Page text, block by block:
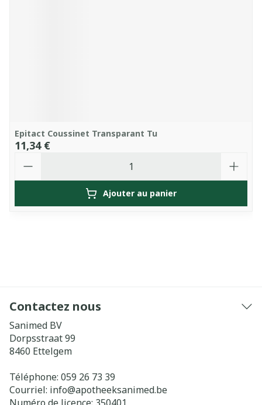
Epitact Coussinet Transparant Tu
11,34 €
Ajouter au panier
Contactez nous
Sanimed BV
Dorpsstraat 99
8460 Ettelgem
Téléphone: 059 26 73 39
Courriel: info@apotheeksanimed.be